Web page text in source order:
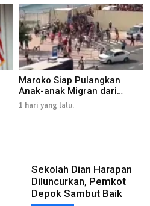
Maroko Siap Pulangkan
Anak-anak Migran dari
Ceuta
1 hari yang lalu.
Sekolah Dian Harapan
Diluncurkan, Pemkot
Depok Sambut Baik